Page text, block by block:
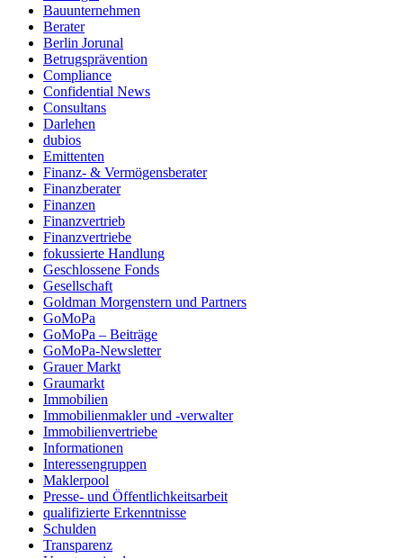
Bauunternehmen
Berater
Berlin Jorunal
Betrugsprävention
Compliance
Confidential News
Consultans
Darlehen
dubios
Emittenten
Finanz- & Vermögensberater
Finanzberater
Finanzen
Finanzvertrieb
Finanzvertriebe
fokussierte Handlung
Geschlossene Fonds
Gesellschaft
Goldman Morgenstern und Partners
GoMoPa
GoMoPa – Beiträge
GoMoPa-Newsletter
Grauer Markt
Graumarkt
Immobilien
Immobilienmakler und -verwalter
Immobilienvertriebe
Informationen
Interessengruppen
Maklerpool
Presse- und Öffentlichkeitsarbeit
qualifizierte Erkenntnisse
Schulden
Transparenz